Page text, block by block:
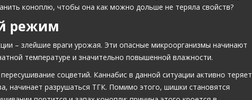
коноплю, чтобы она как можно дольше не теряла свойств?
режим
– злейшие враги урожая. Эти опасные микроорганизмы начинают
температуре и значительно повышенной влажности.
соцветий. Каннабис в данной ситуации активно теряет
начинает разрушаться ТГК. Помимо этого, шишки становятся